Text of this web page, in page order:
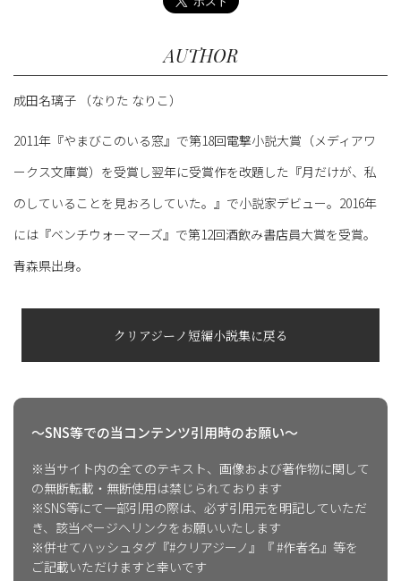
AUTHOR
成田名璃子 （なりた なりこ）
2011年『やまびこのいる窓』で第18回電撃小説大賞（メディアワ
ークス文庫賞）を受賞し翌年に受賞作を改題した『月だけが、私
のしていることを見おろしていた。』で小説家デビュー。2016年
には『ベンチウォーマーズ』で第12回酒飲み書店員大賞を受賞。
青森県出身。
クリアジーノ短編小説集に戻る
〜SNS等での当コンテンツ引用時のお願い〜
※当サイト内の全てのテキスト、画像および著作物に関して
の無断転載・無断使用は禁じられております
※SNS等にて一部引用の際は、必ず引用元を明記していただ
き、該当ページへリンクをお願いいたします
※併せてハッシュタグ『#クリアジーノ』『 #作者名』等を
ご記載いただけますと幸いです